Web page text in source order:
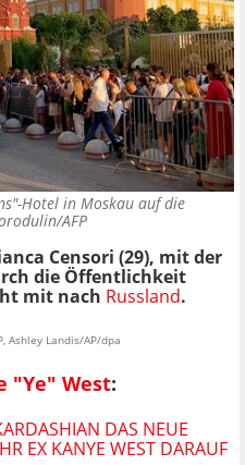
Hotel in Moskau auf die
AFP
Censori (29), mit der
die Öffentlichkeit
mit nach Russland.
Ashley Landis/AP/dpa
"Ye" West:
DAS NEUE
EX KANYE WEST DARAUF